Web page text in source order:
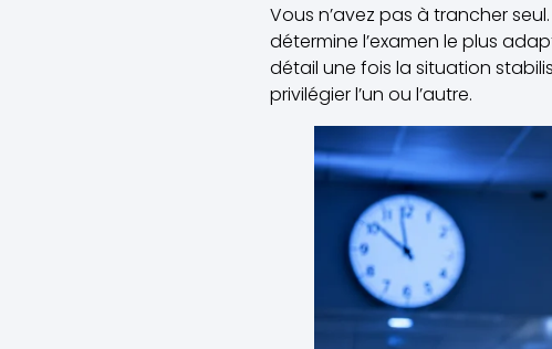
Vous n’avez pas à trancher
détermine l’examen le plus
détail une fois la situation
privilégier l’un ou l’autre.